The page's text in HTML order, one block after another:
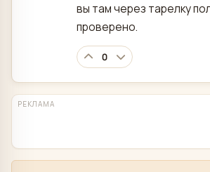
вы там через тарелку
проверено.
0
РЕКЛАМА